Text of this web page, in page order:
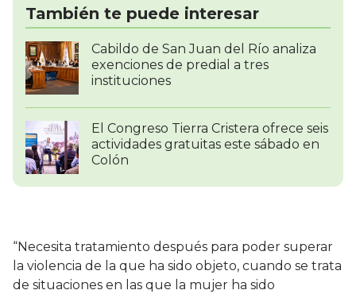
También te puede interesar
Cabildo de San Juan del Río analiza
exenciones de predial a tres
instituciones
El Congreso Tierra Cristera ofrece seis
actividades gratuitas este sábado en
Colón
“Necesita tratamiento después para poder superar
la violencia de la que ha sido objeto, cuando se trata
de situaciones en las que la mujer ha sido